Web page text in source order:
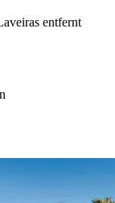
entfernt